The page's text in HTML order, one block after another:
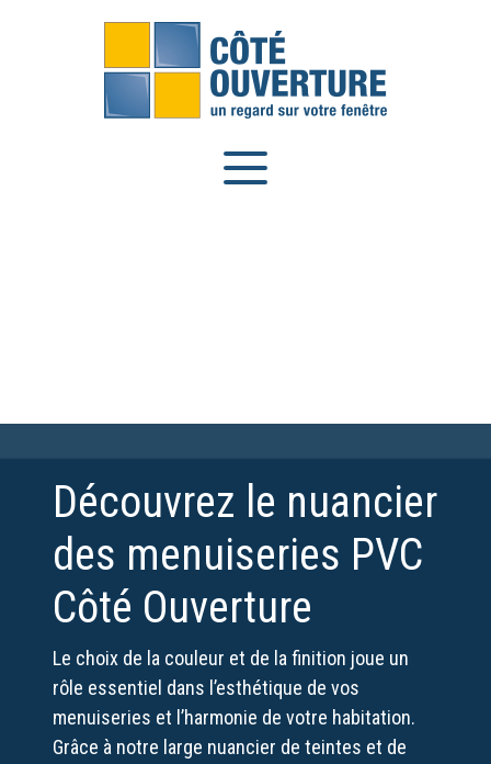
Découvrez le nuancier
des menuiseries PVC
Côté Ouverture
Le choix de la couleur et de la finition joue un
rôle essentiel dans l’esthétique de vos
menuiseries et l’harmonie de votre habitation.
Grâce à notre large nuancier de teintes et de